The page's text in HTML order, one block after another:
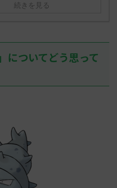
続きを見る
についてどう思って